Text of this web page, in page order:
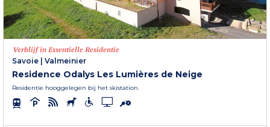
Verblijf in Essentielle Residentie
Savoie
Valmeinier
Residence Odalys Les Lumières de Neige
Residentie hooggelegen bij het skistation.